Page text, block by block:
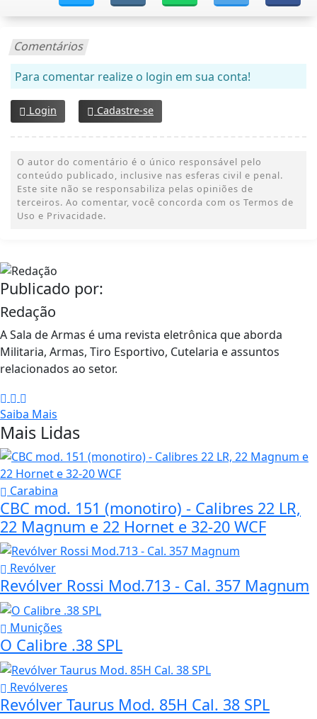
Comentários
Para comentar realize o login em sua conta!
Login Cadastre-se
O autor do comentário é o único responsável pelo
conteúdo publicado, inclusive nas esferas civil e penal.
Este site não se responsabiliza pelas opiniões de
terceiros. Ao comentar, você concorda com os Termos de
Uso e Privacidade.
Publicado por:
Redação
A Sala de Armas é uma revista eletrônica que aborda
Militaria, Armas, Tiro Esportivo, Cutelaria e assuntos
relacionados ao setor.
Saiba Mais
Mais Lidas
Carabina
CBC mod. 151 (monotiro) - Calibres 22 LR,
22 Magnum e 22 Hornet e 32-20 WCF
Revólver
Revólver Rossi Mod.713 - Cal. 357 Magnum
Munições
O Calibre .38 SPL
Revólveres
Revólver Taurus Mod. 85H Cal. 38 SPL